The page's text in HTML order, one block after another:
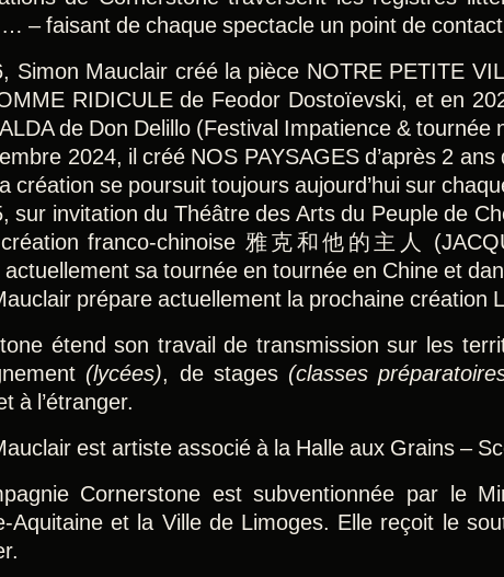
– faisant de chaque spectacle un point de
Simon Mauclair créé la pièce NOTRE PETITE
RIDICULE de Feodor Dostoïevski, et en
de Don Delillo (Festival Impatience & tournée
2024, il créé NOS PAYSAGES d’après 2
création se poursuit toujours aujourd’hui sur
sur invitation du Théâtre des Arts du Peuple de
franco-chinoise 雅克和他的主人
actuellement sa tournée en tournée en Chine et
prépare actuellement la prochaine création
étend son travail de transmission sur les
(lycées), de stages (classes
à l’étranger.
est artiste associé à la Halle aux Grains –
Cornerstone est subventionnée par le
Aquitaine et la Ville de Limoges. Elle reçoit le